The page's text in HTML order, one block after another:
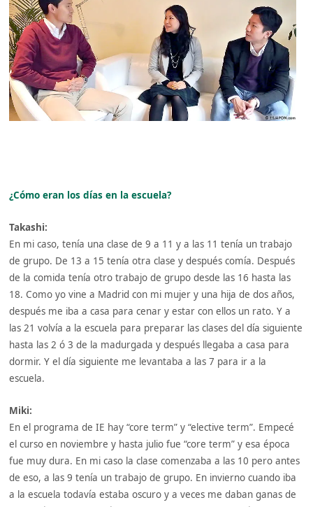
¿Cómo eran los días en la escuela?
Takashi:
En mi caso, tenía una clase de 9 a 11 y a las 11 tenía un trabajo
de grupo. De 13 a 15 tenía otra clase y después comía. Después
de la comida tenía otro trabajo de grupo desde las 16 hasta las
18. Como yo vine a Madrid con mi mujer y una hija de dos años,
después me iba a casa para cenar y estar con ellos un rato. Y a
las 21 volvía a la escuela para preparar las clases del día siguiente
hasta las 2 ó 3 de la madurgada y después llegaba a casa para
dormir. Y el día siguiente me levantaba a las 7 para ir a la
escuela.
Miki:
En el programa de IE hay “core term” y “elective term”. Empecé
el curso en noviembre y hasta julio fue “core term” y esa época
fue muy dura. En mi caso la clase comenzaba a las 10 pero antes
de eso, a las 9 tenía un trabajo de grupo. En invierno cuando iba
a la escuela todavía estaba oscuro y a veces me daban ganas de